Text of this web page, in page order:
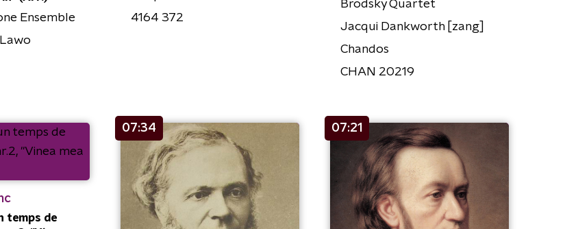
Ensemble
4164 372
Brodsky Quartet
Jacqui Dankworth [zang]
Chandos
CHAN 20219
temps de
07:34 07:21